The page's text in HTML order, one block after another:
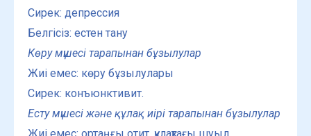
Сирек: депрессия
Белгісіз: естен тану
Көру мүшесі тарапынан бұзылулар
Жиі емес: көру бұзылулары
Сирек: конъюнктивит.
Есту мүшесі және құлақ иірі тарапынан бұзылулар